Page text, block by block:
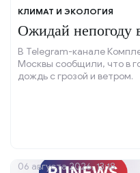
КЛИМАТ И ЭКОЛОГИЯ
Ожидай непогоду
В Telegram-канале
Москвы сообщили, что в
дождь с грозой и ветром.
06 августа 2026, 13:18